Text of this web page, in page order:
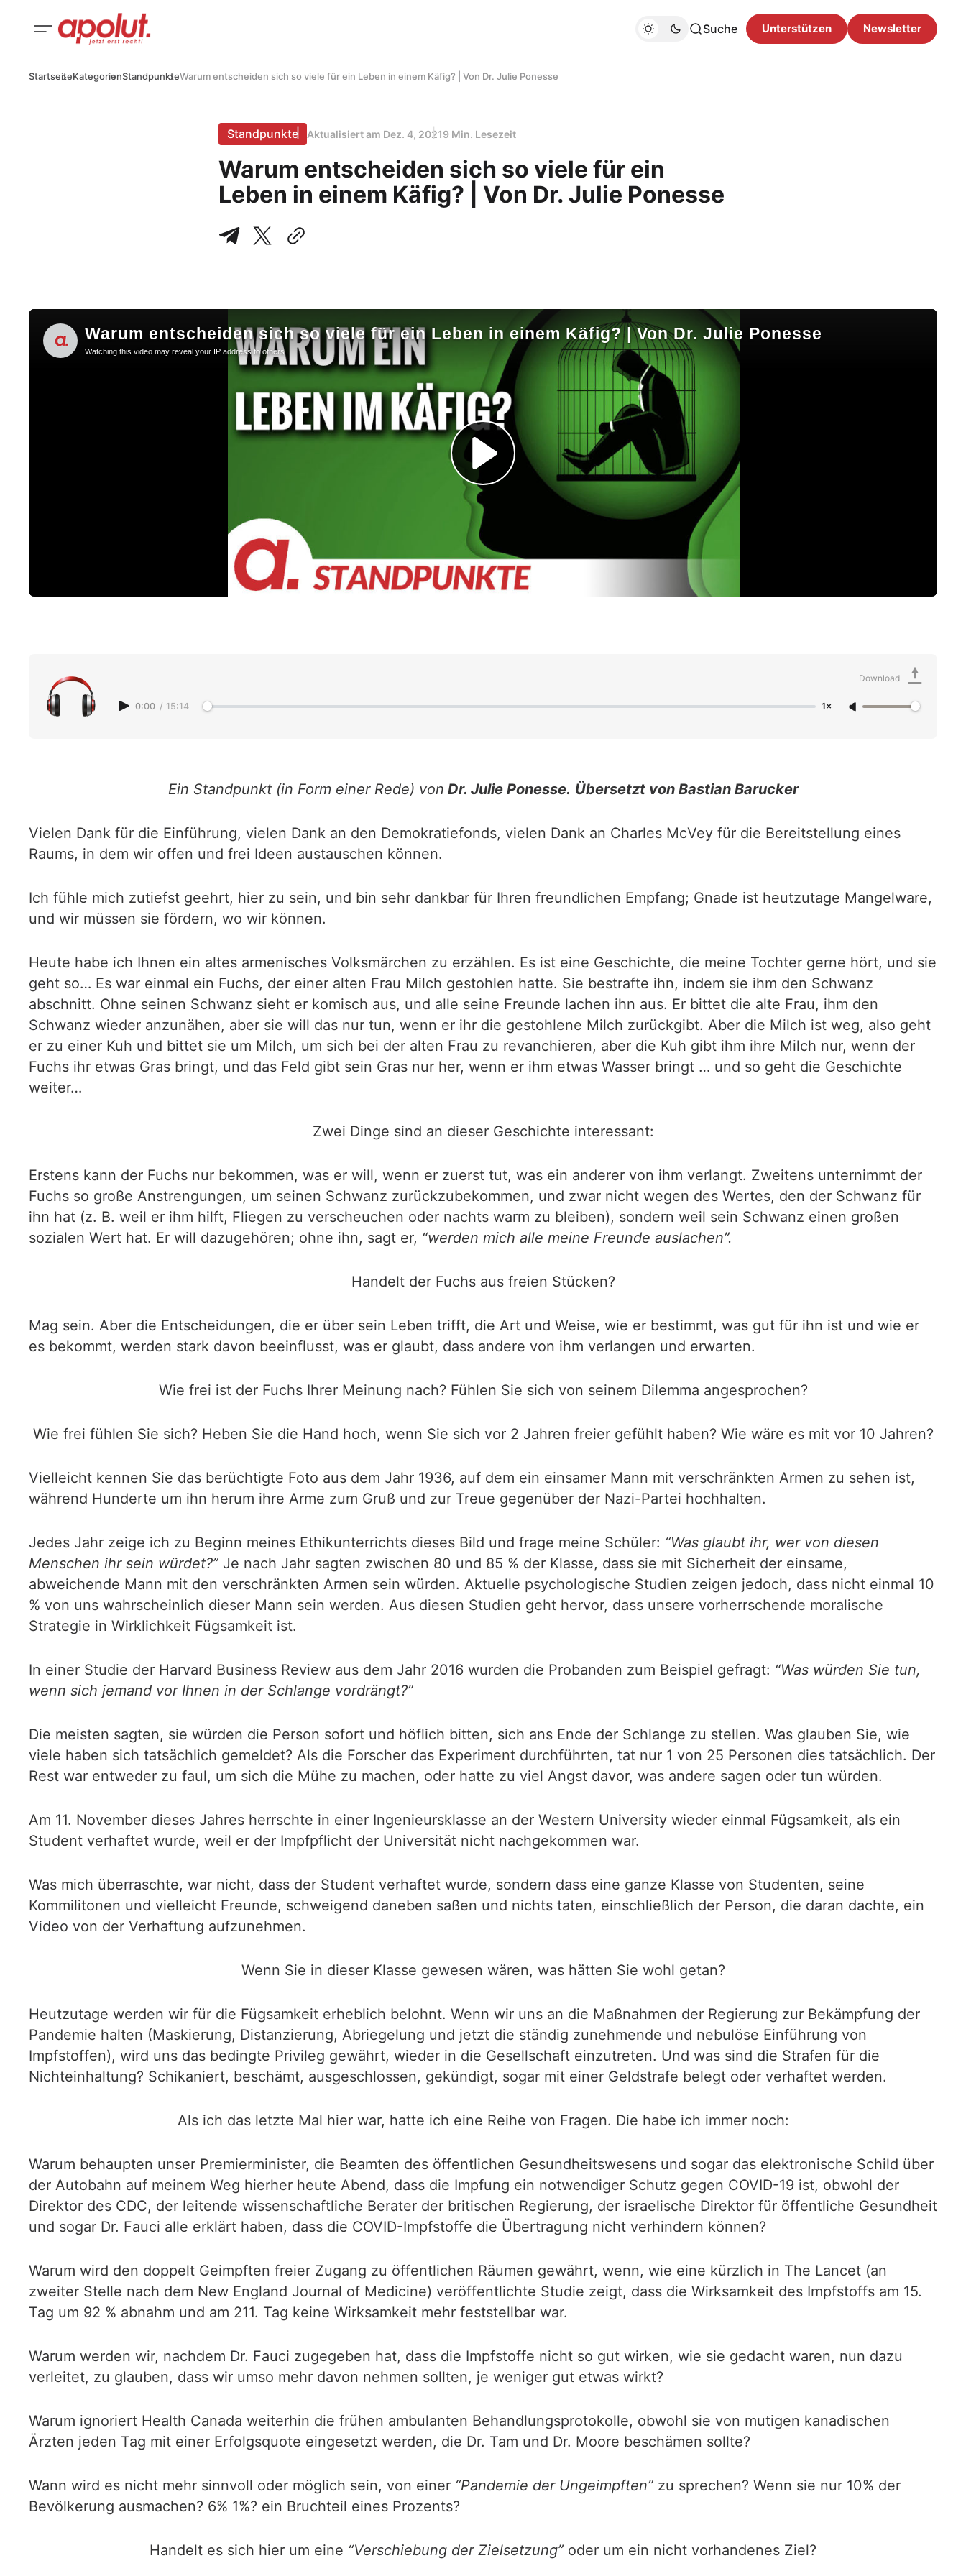
Suche Unterstützen Newsletter
StartseiteKategorienStandpunkteWarum entscheiden sich so viele für ein Leben in einem Käfig? | Von Dr. Julie Ponesse
Standpunkte Aktualisiert am Dez. 4, 20219 Min. Lesezeit
Warum entscheiden sich so viele für ein
Leben in einem Käfig? | Von Dr. Julie Ponesse
0:00 / 15:14 1×
Download
Ein Standpunkt (in Form einer Rede) von Dr. Julie Ponesse. Übersetzt von Bastian Barucker
Vielen Dank für die Einführung, vielen Dank an den Demokratiefonds, vielen Dank an Charles McVey für die Bereitstellung eines
Raums, in dem wir offen und frei Ideen austauschen können.
Ich fühle mich zutiefst geehrt, hier zu sein, und bin sehr dankbar für Ihren freundlichen Empfang; Gnade ist heutzutage Mangelware,
und wir müssen sie fördern, wo wir können.
Heute habe ich Ihnen ein altes armenisches Volksmärchen zu erzählen. Es ist eine Geschichte, die meine Tochter gerne hört, und sie
geht so… Es war einmal ein Fuchs, der einer alten Frau Milch gestohlen hatte. Sie bestrafte ihn, indem sie ihm den Schwanz
abschnitt. Ohne seinen Schwanz sieht er komisch aus, und alle seine Freunde lachen ihn aus. Er bittet die alte Frau, ihm den
Schwanz wieder anzunähen, aber sie will das nur tun, wenn er ihr die gestohlene Milch zurückgibt. Aber die Milch ist weg, also geht
er zu einer Kuh und bittet sie um Milch, um sich bei der alten Frau zu revanchieren, aber die Kuh gibt ihm ihre Milch nur, wenn der
Fuchs ihr etwas Gras bringt, und das Feld gibt sein Gras nur her, wenn er ihm etwas Wasser bringt … und so geht die Geschichte
weiter…
Zwei Dinge sind an dieser Geschichte interessant:
Erstens kann der Fuchs nur bekommen, was er will, wenn er zuerst tut, was ein anderer von ihm verlangt. Zweitens unternimmt der
Fuchs so große Anstrengungen, um seinen Schwanz zurückzubekommen, und zwar nicht wegen des Wertes, den der Schwanz für
ihn hat (z. B. weil er ihm hilft, Fliegen zu verscheuchen oder nachts warm zu bleiben), sondern weil sein Schwanz einen großen
sozialen Wert hat. Er will dazugehören; ohne ihn, sagt er, “werden mich alle meine Freunde auslachen”.
Handelt der Fuchs aus freien Stücken?
Mag sein. Aber die Entscheidungen, die er über sein Leben trifft, die Art und Weise, wie er bestimmt, was gut für ihn ist und wie er
es bekommt, werden stark davon beeinflusst, was er glaubt, dass andere von ihm verlangen und erwarten.
Wie frei ist der Fuchs Ihrer Meinung nach? Fühlen Sie sich von seinem Dilemma angesprochen?
Wie frei fühlen Sie sich? Heben Sie die Hand hoch, wenn Sie sich vor 2 Jahren freier gefühlt haben? Wie wäre es mit vor 10 Jahren?
Vielleicht kennen Sie das berüchtigte Foto aus dem Jahr 1936, auf dem ein einsamer Mann mit verschränkten Armen zu sehen ist,
während Hunderte um ihn herum ihre Arme zum Gruß und zur Treue gegenüber der Nazi-Partei hochhalten.
Jedes Jahr zeige ich zu Beginn meines Ethikunterrichts dieses Bild und frage meine Schüler: “Was glaubt ihr, wer von diesen
Menschen ihr sein würdet?” Je nach Jahr sagten zwischen 80 und 85 % der Klasse, dass sie mit Sicherheit der einsame,
abweichende Mann mit den verschränkten Armen sein würden. Aktuelle psychologische Studien zeigen jedoch, dass nicht einmal 10
% von uns wahrscheinlich dieser Mann sein werden. Aus diesen Studien geht hervor, dass unsere vorherrschende moralische
Strategie in Wirklichkeit Fügsamkeit ist.
In einer Studie der Harvard Business Review aus dem Jahr 2016 wurden die Probanden zum Beispiel gefragt: “Was würden Sie tun,
wenn sich jemand vor Ihnen in der Schlange vordrängt?”
Die meisten sagten, sie würden die Person sofort und höflich bitten, sich ans Ende der Schlange zu stellen. Was glauben Sie, wie
viele haben sich tatsächlich gemeldet? Als die Forscher das Experiment durchführten, tat nur 1 von 25 Personen dies tatsächlich. Der
Rest war entweder zu faul, um sich die Mühe zu machen, oder hatte zu viel Angst davor, was andere sagen oder tun würden.
Am 11. November dieses Jahres herrschte in einer Ingenieursklasse an der Western University wieder einmal Fügsamkeit, als ein
Student verhaftet wurde, weil er der Impfpflicht der Universität nicht nachgekommen war.
Was mich überraschte, war nicht, dass der Student verhaftet wurde, sondern dass eine ganze Klasse von Studenten, seine
Kommilitonen und vielleicht Freunde, schweigend daneben saßen und nichts taten, einschließlich der Person, die daran dachte, ein
Video von der Verhaftung aufzunehmen.
Wenn Sie in dieser Klasse gewesen wären, was hätten Sie wohl getan?
Heutzutage werden wir für die Fügsamkeit erheblich belohnt. Wenn wir uns an die Maßnahmen der Regierung zur Bekämpfung der
Pandemie halten (Maskierung, Distanzierung, Abriegelung und jetzt die ständig zunehmende und nebulöse Einführung von
Impfstoffen), wird uns das bedingte Privileg gewährt, wieder in die Gesellschaft einzutreten. Und was sind die Strafen für die
Nichteinhaltung? Schikaniert, beschämt, ausgeschlossen, gekündigt, sogar mit einer Geldstrafe belegt oder verhaftet werden.
Als ich das letzte Mal hier war, hatte ich eine Reihe von Fragen. Die habe ich immer noch:
Warum behaupten unser Premierminister, die Beamten des öffentlichen Gesundheitswesens und sogar das elektronische Schild über
der Autobahn auf meinem Weg hierher heute Abend, dass die Impfung ein notwendiger Schutz gegen COVID-19 ist, obwohl der
Direktor des CDC, der leitende wissenschaftliche Berater der britischen Regierung, der israelische Direktor für öffentliche Gesundheit
und sogar Dr. Fauci alle erklärt haben, dass die COVID-Impfstoffe die Übertragung nicht verhindern können?
Warum wird den doppelt Geimpften freier Zugang zu öffentlichen Räumen gewährt, wenn, wie eine kürzlich in The Lancet (an
zweiter Stelle nach dem New England Journal of Medicine) veröffentlichte Studie zeigt, dass die Wirksamkeit des Impfstoffs am 15.
Tag um 92 % abnahm und am 211. Tag keine Wirksamkeit mehr feststellbar war.
Warum werden wir, nachdem Dr. Fauci zugegeben hat, dass die Impfstoffe nicht so gut wirken, wie sie gedacht waren, nun dazu
verleitet, zu glauben, dass wir umso mehr davon nehmen sollten, je weniger gut etwas wirkt?
Warum ignoriert Health Canada weiterhin die frühen ambulanten Behandlungsprotokolle, obwohl sie von mutigen kanadischen
Ärzten jeden Tag mit einer Erfolgsquote eingesetzt werden, die Dr. Tam und Dr. Moore beschämen sollte?
Wann wird es nicht mehr sinnvoll oder möglich sein, von einer “Pandemie der Ungeimpften” zu sprechen? Wenn sie nur 10% der
Bevölkerung ausmachen? 6% 1%? ein Bruchteil eines Prozents?
Handelt es sich hier um eine “Verschiebung der Zielsetzung” oder um ein nicht vorhandenes Ziel?